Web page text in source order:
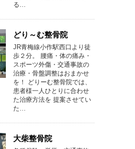
る…
どり～む整骨院
JR青梅線小作駅西口より徒
歩２分。 腰痛・体の痛み・
スポーツ外傷・交通事故の
治療・骨盤調整はおまかせ
を！ どりーむ整骨院では、
患者様一人ひとりに合わせ
た治療方法を 提案させてい
た…
大柴整骨院